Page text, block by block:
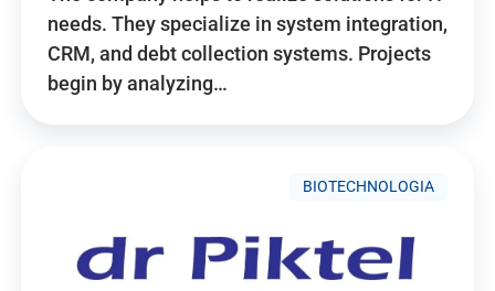
needs. They specialize in system integration,
CRM, and debt collection systems. Projects
begin by analyzing…
BIOTECHNOLOGIA